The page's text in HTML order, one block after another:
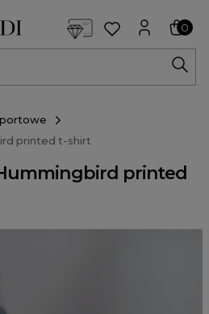
0
printed t-shirt
printed